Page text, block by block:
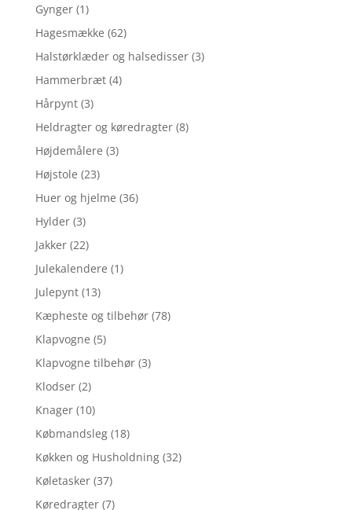
Gynger (1)
Hagesmække (62)
Halstørklæder og halsedisser (3)
Hammerbræt (4)
Hårpynt (3)
Heldragter og køredragter (8)
Højdemålere (3)
Højstole (23)
Huer og hjelme (36)
Hylder (3)
Jakker (22)
Julekalendere (1)
Julepynt (13)
Kæpheste og tilbehør (78)
Klapvogne (5)
Klapvogne tilbehør (3)
Klodser (2)
Knager (10)
Købmandsleg (18)
Køkken og Husholdning (32)
Køletasker (37)
Køredragter (7)